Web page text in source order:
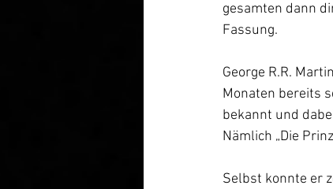
gesamten dann
Fassung.
George R.R.
Monaten bereits
bekannt und
Nämlich „Die
Selbst konnte er